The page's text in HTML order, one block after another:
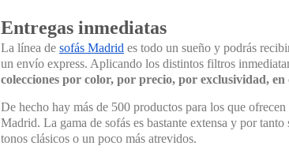
Entregas inmediatas
La línea de sofás Madrid es todo un sueño y podrás
un envío express. Aplicando los distintos filtros
colecciones por color, por precio, por exclusividad,
De hecho hay más de 500 productos para los que
Madrid. La gama de sofás es bastante extensa y por
tonos clásicos o un poco más atrevidos.